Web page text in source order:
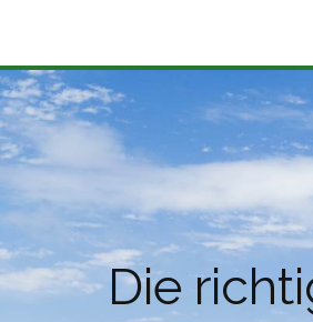
Die